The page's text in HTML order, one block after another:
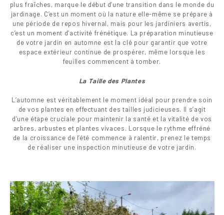
plus fraîches, marque le début d’une transition dans le monde du
jardinage. C’est un moment où la nature elle-même se prépare à
une période de repos hivernal, mais pour les jardiniers avertis,
c’est un moment d’activité frénétique. La préparation minutieuse
de votre jardin en automne est la clé pour garantir que votre
espace extérieur continue de prospérer, même lorsque les
feuilles commencent à tomber.
La Taille des Plantes
L’automne est véritablement le moment idéal pour prendre soin
de vos plantes en effectuant des tailles judicieuses. Il s’agit
d’une étape cruciale pour maintenir la santé et la vitalité de vos
arbres, arbustes et plantes vivaces. Lorsque le rythme effréné
de la croissance de l’été commence à ralentir, prenez le temps
de réaliser une inspection minutieuse de votre jardin.